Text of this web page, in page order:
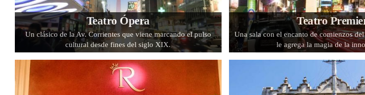
Teatro Ópera
Un clásico de la Av. Corrientes que viene marcando el pulso
cultural desde fines del siglo XIX.
Teatro
Una sala con el encanto de comienzos
le agrega la magia de la